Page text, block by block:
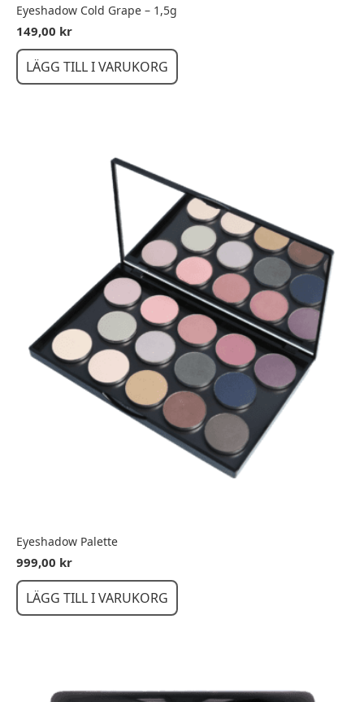
Eyeshadow Cold Grape – 1,5g
149,00 kr
LÄGG TILL I VARUKORG
Eyeshadow Palette
999,00 kr
LÄGG TILL I VARUKORG